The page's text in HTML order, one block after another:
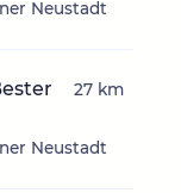
Neustadt
Neustadt
27 km